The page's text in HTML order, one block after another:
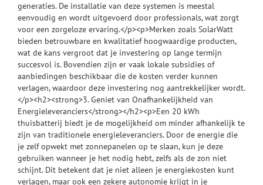
generaties. De installatie van deze systemen is meestal
eenvoudig en wordt uitgevoerd door professionals, wat zorgt
voor een zorgeloze ervaring.</p><p>Merken zoals SolarWatt
bieden betrouwbare en kwalitatief hoogwaardige producten,
wat de kans vergroot dat je investering op lange termijn
succesvol is. Bovendien zijn er vaak lokale subsidies of
aanbiedingen beschikbaar die de kosten verder kunnen
verlagen, waardoor deze investering nog aantrekkelijker wordt.
</p><h2><strong>3. Geniet van Onafhankelijkheid van
Energieleveranciers</strong></h2><p>Een 20 kWh
thuisbatterij biedt je de mogelijkheid om minder afhankelijk te
zijn van traditionele energieleveranciers. Door de energie die
je zelf opwekt met zonnepanelen op te slaan, kun je deze
gebruiken wanneer je het nodig hebt, zelfs als de zon niet
schijnt. Dit betekent dat je niet alleen je energiekosten kunt
verlagen, maar ook een zekere autonomie krijgt in je